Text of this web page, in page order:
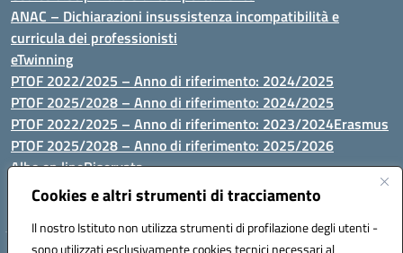
Cookies e altri strumenti di tracciamento
Il nostro Istituto non utilizza strumenti di profilazione degli utenti -
sono utilizzati esclusivamente cookies tecnici necessari al
ANAC – Dichiarazioni insussistenza incompatibilità e
curricula dei professionisti
eTwinning
PTOF 2022/2025 – Anno di riferimento: 2024/2025
PTOF 2025/2028 – Anno di riferimento: 2024/2025
PTOF 2022/2025 – Anno di riferimento: 2023/2024Erasmus
PTOF 2025/2028 – Anno di riferimento: 2025/2026
Albo on lineRiservata
P.N. Dotazione di attrezzature per le palestre